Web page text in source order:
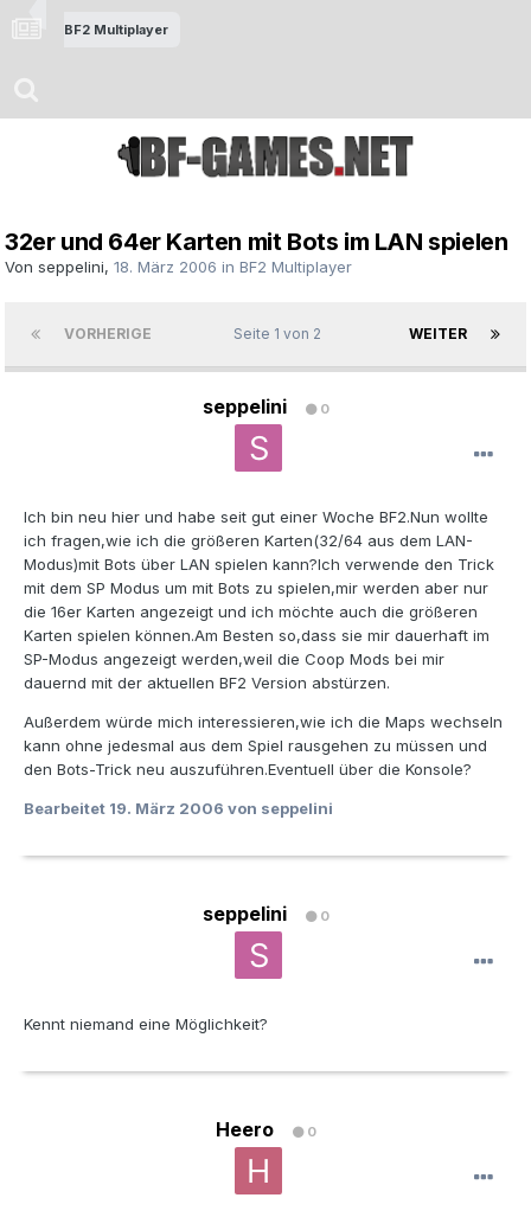
BF2 Multiplayer
32er und 64er Karten mit Bots im LAN spielen
Von seppelini, 18. März 2006 in BF2 Multiplayer
VORHERIGE WEITER
Seite 1 von 2
seppelini 0
Ich bin neu hier und habe seit gut einer Woche BF2.Nun wollte
ich fragen,wie ich die größeren Karten(32/64 aus dem LAN-
Modus)mit Bots über LAN spielen kann?Ich verwende den Trick
mit dem SP Modus um mit Bots zu spielen,mir werden aber nur
die 16er Karten angezeigt und ich möchte auch die größeren
Karten spielen können.Am Besten so,dass sie mir dauerhaft im
SP-Modus angezeigt werden,weil die Coop Mods bei mir
dauernd mit der aktuellen BF2 Version abstürzen.
Außerdem würde mich interessieren,wie ich die Maps wechseln
kann ohne jedesmal aus dem Spiel rausgehen zu müssen und
den Bots-Trick neu auszuführen.Eventuell über die Konsole?
Bearbeitet 19. März 2006 von seppelini
seppelini 0
Kennt niemand eine Möglichkeit?
Heero 0